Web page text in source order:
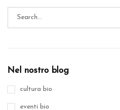
Nel nostro blog
cultura bio
eventi bio